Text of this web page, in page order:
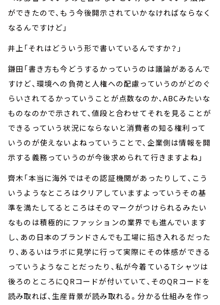
ができたので、もう今後開示されていかなければならなく
なるんですけど」
井上「それはどういう形で書いているんですか？」
鎌田「書き方も今どうするかっていうのは議論があるんで
すけど、環境への負荷と人権への配慮っていうのがどのぐ
らいされてるかっていうことが点数なのか、ABCみたいな
ものなのかで示されて、値段と合わせてそれを見ることが
できるっていう状況にならないと消費者の知る権利って
いうのが使えないよねっていうことで、企業側は情報を開
示する義務っていうのが今後求められて行きますよね」
齊木「本当に海外ではその認証機関があったりして、こう
いうようなところはクリアしていますよっていうその基
準を満たしてるところはそのマークがつけられるみたい
なものは積極的にファッションの業界でも進んでいます
し、あの日本のブランドさんでも工場に招き入れるだった
り、あるいはラボに見学に行って実際にその体感ができる
っていうようなことだったり、私が今着ているTシャツは
後ろのところにQRコードが付いていて、そのQRコードを
読み取れば、生産背景が読み取れる。分かる仕組みを作っ